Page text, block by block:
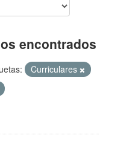
encontrados
Curriculares